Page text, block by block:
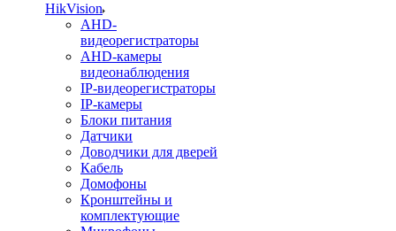
HikVision
AHD-
видеорегистраторы
AHD-камеры
видеонаблюдения
IP-видеорегистраторы
IP-камеры
Блоки питания
Датчики
Доводчики для дверей
Кабель
Домофоны
Кронштейны и
комплектующие